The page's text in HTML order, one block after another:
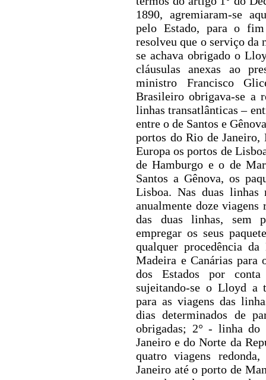
1890, agremiaram-se
pelo Estado, para o
resolveu que o serviço da
se achava obrigado o
cláusulas anexas ao
ministro Francisco
Brasileiro obrigava-se a
linhas transatlânticas –
entre o de Santos e
portos do Rio de Janeiro,
Europa os portos de
de Hamburgo e o de
Santos a Gênova, os
Lisboa. Nas duas linhas
anualmente doze
das duas linhas, sem
empregar os seus
qualquer procedência
Madeira e Canárias para
dos Estados por
sujeitando-se o Lloyd a
para as viagens das
dias determinados de
obrigadas; 2° - linha
Janeiro e do Norte da
quatro viagens
Janeiro até o porto de